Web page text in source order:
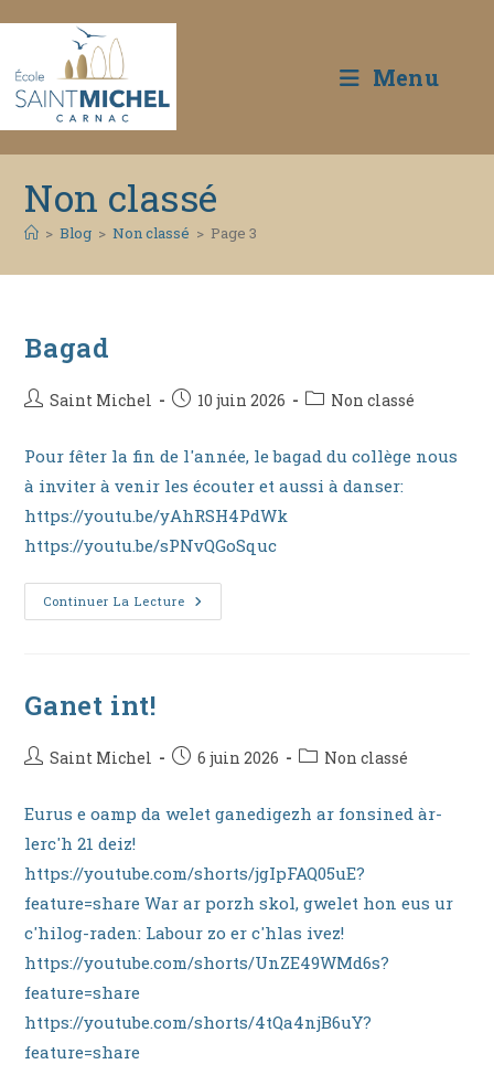
content
Menu
Non classé
> Blog > Non classé > Page 3
Bagad
Auteur/autrice
la
publication :
Saint Michel
Publication
10 juin 2026
PostNon classé
Pour fêter la fin de l'année, le bagad du collège nous
à inviter à venir les écouter et aussi à danser:
https://youtu.be/yAhRSH4PdWk
https://youtu.be/sPNvQGoSquc
Continuer La Lecture Bagad
Ganet int!
Auteur/autrice
la
publication :
Saint Michel
Publication
6 juin 2026
PostNon classé
Eurus e oamp da welet ganedigezh ar fonsined àr-
lerc'h 21 deiz!
https://youtube.com/shorts/jgIpFAQ05uE?
feature=share War ar porzh skol, gwelet hon eus ur
c'hilog-raden: Labour zo er c'hlas ivez!
https://youtube.com/shorts/UnZE49WMd6s?
feature=share
https://youtube.com/shorts/4tQa4njB6uY?
feature=share